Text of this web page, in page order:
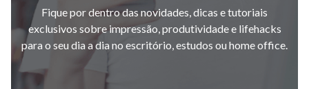
Fique por dentro das novidades, dicas e tutoriais
exclusivos sobre impressão, produtividade e lifehacks
para o seu dia a dia no escritório, estudos ou home office.